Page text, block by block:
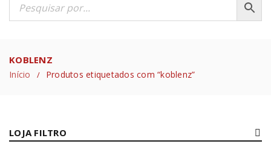
KOBLENZ
Início / Produtos etiquetados com “koblenz”
LOJA FILTRO